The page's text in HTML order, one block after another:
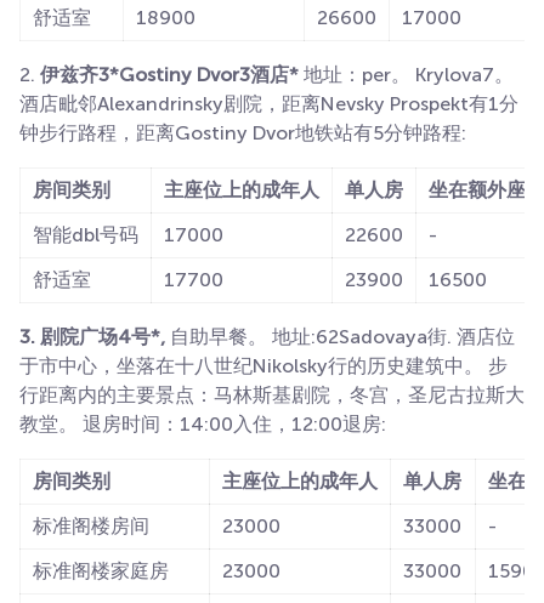
舒适室
18900 26600 17000
2. 伊兹齐3*Gostiny Dvor3酒店* 地址：per。 Krylova7。
酒店毗邻Alexandrinsky剧院，距离Nevsky Prospekt有1分
钟步行路程，距离Gostiny Dvor地铁站有5分钟路程:
房间类别 主座位上的成年人 单人房
坐在额外座
智能dbl号码
17000 22600
-
舒适室
17700 23900 16500
3. 剧院广场4号*, 自助早餐。 地址:62Sadovaya街. 酒店位
于市中心，坐落在十八世纪Nikolsky行的历史建筑中。 步
行距离内的主要景点：马林斯基剧院，冬宫，圣尼古拉斯大
教堂。 退房时间：14:00入住，12:00退房:
房间类别 主座位上的成年人 单人房
坐在
标准阁楼房间
23000 33000
-
标准阁楼家庭房
23000 33000